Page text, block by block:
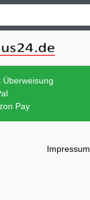
Überweisung
Pay
Impressum